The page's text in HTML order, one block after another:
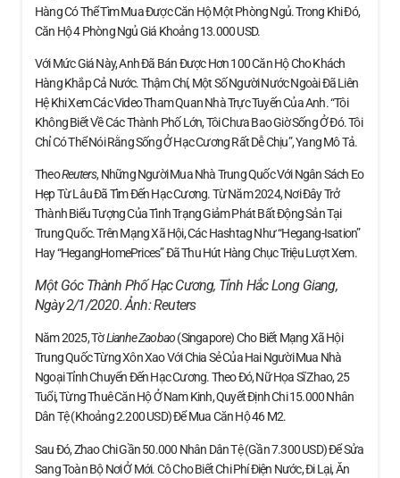
Hàng Có Thể Tìm Mua Được Căn Hộ Một Phòng Ngủ. Trong Khi Đó,
Căn Hộ 4 Phòng Ngủ Giá Khoảng 13.000 USD.
Với Mức Giá Này, Anh Đã Bán Được Hơn 100 Căn Hộ Cho Khách
Hàng Khắp Cả Nước. Thậm Chí, Một Số Người Nước Ngoài Đã Liên
Hệ Khi Xem Các Video Tham Quan Nhà Trực Tuyến Của Anh. “Tôi
Không Biết Về Các Thành Phố Lớn, Tôi Chưa Bao Giờ Sống Ở Đó. Tôi
Chỉ Có Thể Nói Rằng Sống Ở Hạc Cương Rất Dễ Chịu”, Yang Mô Tả.
TheoReuters, Những Người Mua Nhà Trung Quốc Với Ngân Sách Eo
Hẹp Từ Lâu Đã Tìm Đến Hạc Cương. Từ Năm 2024, Nơi Đây Trở
Thành Biểu Tượng Của Tình Trạng Giảm Phát Bất Động Sản Tại
Trung Quốc. Trên Mạng Xã Hội, Các Hashtag Như “Hegang-Isation”
Hay “HegangHomePrices” Đã Thu Hút Hàng Chục Triệu Lượt Xem.
Một Góc Thành Phố Hạc Cương, Tỉnh Hắc Long Giang,
Ngày 2/1/2020. Ảnh:Reuters
Năm 2025, TờLianhe Zaobao(Singapore) Cho Biết Mạng Xã Hội
Trung Quốc Từng Xôn Xao Với Chia Sẻ Của Hai Người Mua Nhà
Ngoại Tỉnh Chuyển Đến Hạc Cương. Theo Đó, Nữ Họa Sĩ Zhao, 25
Tuổi, Từng Thuê Căn Hộ Ở Nam Kinh, Quyết Định Chi 15.000 Nhân
Dân Tệ (khoảng 2.200 USD) Để Mua Căn Hộ 46 M2.
Sau Đó, Zhao Chi Gần 50.000 Nhân Dân Tệ (gần 7.300 USD) Để Sửa
Sang Toàn Bộ Nơi Ở Mới. Cô Cho Biết Chi Phí Điện Nước, Đi Lại, Ăn